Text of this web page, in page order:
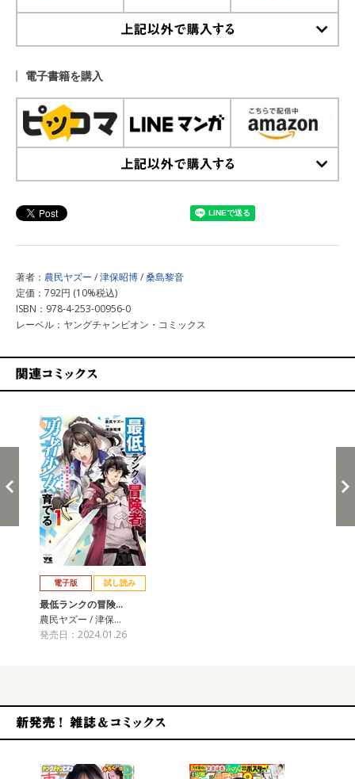
電子書籍を購入
著者： 農民ヤズー /津保昭博/桑島黎音
定価：792円 (10%税込)
ISBN：978-4-253-00956-0
レーベル：ヤングチャンピオン・コミックス
電子版 試し読み
最低ランクの冒険…
農民ヤズー / 津保…
発売日：2024.01.26